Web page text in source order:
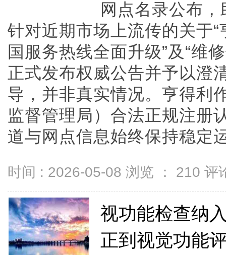
网点名录公布
针对近期市场上流传的关于“
国服务热线全面升级”及“维
正式发布权威公告并予以澄
导，并非真实情况。亨得利
监督管理局）合法正规注册
道与网点信息始终保持稳定
时间 : 2026-05-08 浏览 ： 210 评
视功能检查纳
正到视觉功能